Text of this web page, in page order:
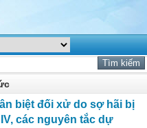
biệt đối xử do sợ hãi bị
các nguyên tắc dự